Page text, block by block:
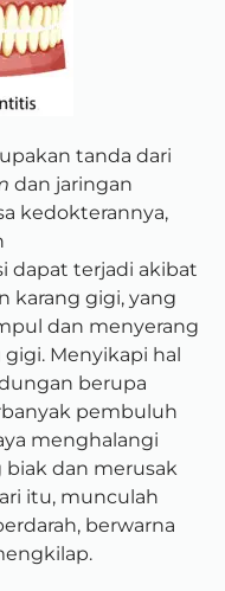
tanda dari
dan jaringan
kedokterannya,
dapat terjadi akibat
karang gigi, yang
dan menyerang
Menyikapi hal
berupa
pembuluh
menghalangi
dan merusak
itu, munculah
berwarna